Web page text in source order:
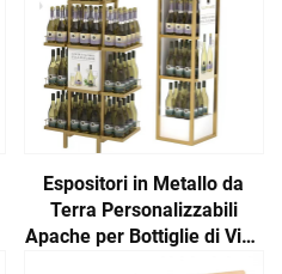
Espositori in Metallo da
Terra Personalizzabili
Apache per Bottiglie di Vino